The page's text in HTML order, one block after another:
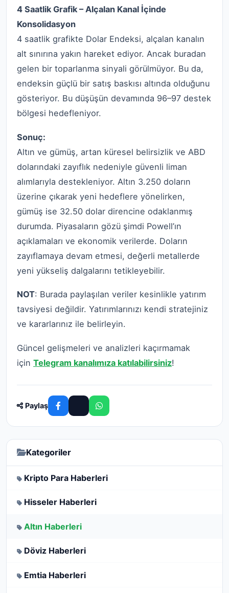
4 Saatlik Grafik – Alçalan Kanal İçinde
Konsolidasyon
4 saatlik grafikte Dolar Endeksi, alçalan kanalın
alt sınırına yakın hareket ediyor. Ancak buradan
gelen bir toparlanma sinyali görülmüyor. Bu da,
endeksin güçlü bir satış baskısı altında olduğunu
gösteriyor. Bu düşüşün devamında 96–97 destek
bölgesi hedefleniyor.
Sonuç:
Altın ve gümüş, artan küresel belirsizlik ve ABD
dolarındaki zayıflık nedeniyle güvenli liman
alımlarıyla destekleniyor. Altın 3.250 doların
üzerine çıkarak yeni hedeflere yönelirken,
gümüş ise 32.50 dolar direncine odaklanmış
durumda. Piyasaların gözü şimdi Powell’ın
açıklamaları ve ekonomik verilerde. Doların
zayıflamaya devam etmesi, değerli metallerde
yeni yükseliş dalgalarını tetikleyebilir.
NOT: Burada paylaşılan veriler kesinlikle yatırım
tavsiyesi değildir. Yatırımlarınızı kendi stratejiniz
ve kararlarınız ile belirleyin.
Güncel gelişmeleri ve analizleri kaçırmamak
için Telegram kanalımıza katılabilirsiniz!
Paylaş
Kategoriler
Kripto Para Haberleri
Hisseler Haberleri
Altın Haberleri
Döviz Haberleri
Emtia Haberleri